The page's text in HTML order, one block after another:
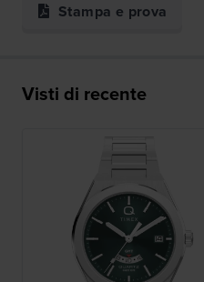
Stampa e prova
Visti di recente